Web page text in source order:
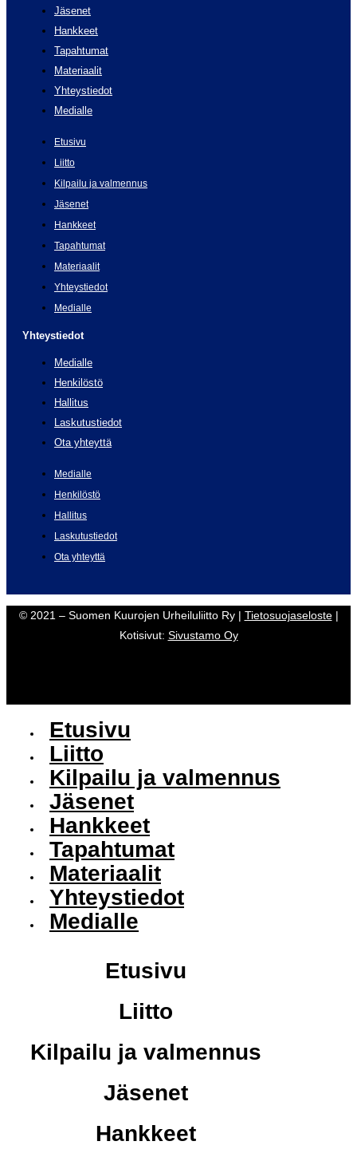
Jäsenet
Hankkeet
Tapahtumat
Materiaalit
Yhteystiedot
Medialle
Etusivu
Liitto
Kilpailu ja valmennus
Jäsenet
Hankkeet
Tapahtumat
Materiaalit
Yhteystiedot
Medialle
Yhteystiedot
Medialle
Henkilöstö
Hallitus
Laskutustiedot
Ota yhteyttä
Medialle
Henkilöstö
Hallitus
Laskutustiedot
Ota yhteyttä
© 2021 – Suomen Kuurojen Urheiluliitto Ry | Tietosuojaseloste|
Kotisivut: Sivustamo Oy
Etusivu
Liitto
Kilpailu ja valmennus
Jäsenet
Hankkeet
Tapahtumat
Materiaalit
Yhteystiedot
Medialle
Etusivu
Liitto
Kilpailu ja valmennus
Jäsenet
Hankkeet